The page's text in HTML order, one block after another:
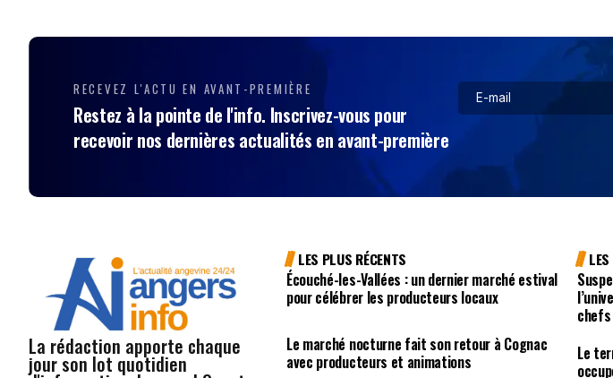
RECEVEZ L'ACTU EN AVANT-PREMIÈRE
Restez à la pointe de l'info. Inscrivez-vous pour
recevoir nos dernières actualités en avant-première
La rédaction apporte chaque
jour son lot quotidien
LES PLUS RÉCENTS
Écouché-les-Vallées : un dernier marché estival
pour célébrer les producteurs locaux
Le marché nocturne fait son retour à Cognac
avec producteurs et animations
chefs
Le